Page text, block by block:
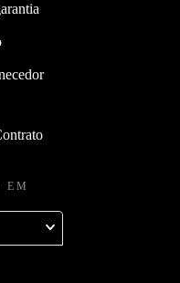
EM